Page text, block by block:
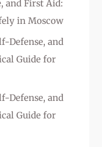
and First Aid:
in Moscow
Defense, and
Guide for
Defense, and
Guide for